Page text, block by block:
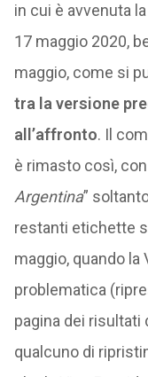
in cui è avvenuta
17 maggio 2020,
maggio, come si
tra la versione
all’affronto. Il
è rimasto così, con
Argentina”
restanti etichette
maggio, quando
problematica
pagina dei risultati
qualcuno di